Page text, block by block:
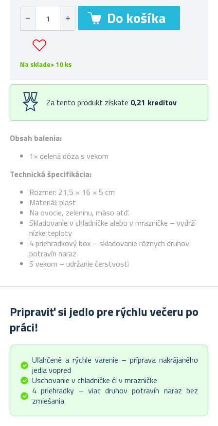
Obsah balenia:
1× delená dóza s vekom
Technická špecifikácia:
Rozmer: 21,5 × 16 × 5 cm
Materiál: plast
Na ovocie, zeleninu, mäso atď.
Skladovanie v chladničke alebo v mrazničke – vydrží
nízke teploty
4 priehradkový box – skladovanie rôznych druhov
potravín naraz
S vekom – udržanie čerstvosti
Na sklade> 10 ks
Za tento produkt získate 0,21 kreditov
Pripraviť si jedlo pre rýchlu večeru po
práci!
Uľahčené a rýchle varenie – príprava nakrájaného
jedla vopred
Uschovanie v chladničke či v mrazničke
4 priehradky – viac druhov potravín naraz bez
zmiešania